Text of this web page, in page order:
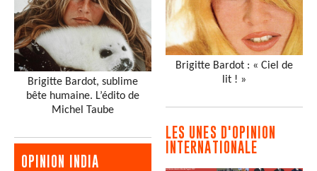
Brigitte Bardot, sublime
bête humaine. L’édito de
Michel Taube
OPINION INDIA
Brigitte Bardot : « Ciel de
lit ! »
LES UNES D'OPINION
INTERNATIONALE